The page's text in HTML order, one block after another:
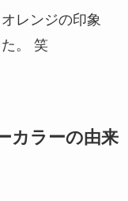
レンジの印象
。 笑
カラーの由来